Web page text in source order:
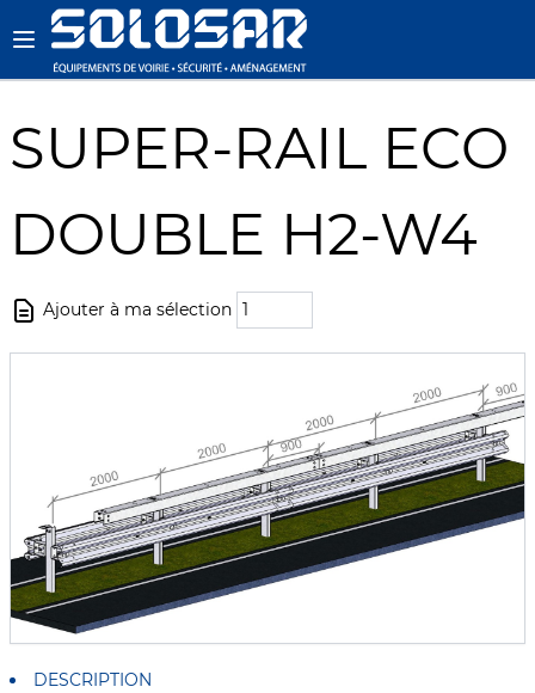
SUPER-RAIL ECO
DOUBLE H2-W4
Ajouter à ma sélection
DESCRIPTION